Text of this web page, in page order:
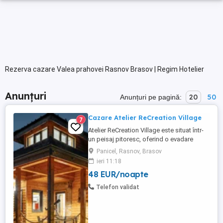
Rezerva cazare Valea prahovei Rasnov Brasov | Regim Hotelier
Anunțuri Anunțuri pe pagină: 20 50
7 Cazare Atelier ReCreation Village
Atelier ReCreation Village este situat într-
un peisaj pitoresc, oferind o evadare
liniștită departe de agitația orașului. Aflat
pe drumul DN73, între Râșnov și Bran,
acest refugiu fermecător este baza ideală
pentru a explora atracțiile și frumusețea
naturală a zonei. Relaxare în aer liber În
Panicel, Rasnov, Brasov
ieri 11:18
48 EUR/noapte
Telefon validat